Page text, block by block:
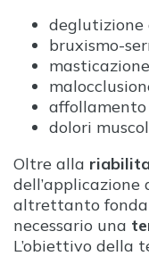
deglutizione
bruxismo-
dolori
Oltre alla
dell’applicazione
altrettanto
necessario una
L’obiettivo della